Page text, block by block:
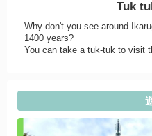
Tuk
Why don't you see around
1400 years?
You can take a tuk-tuk to visit